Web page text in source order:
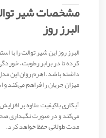
مشخصات شیر
البرز روز
البرز روز این شیر توالت را با
کرده تا در برابر رطوبت،
داشته باشد. اهرم روان این
میزان جریان را فراهم می‌کند
آبکاری باکیفیت علاوه بر
می‌کند و در صورت نگهداری
مدت طولانی حفظ خواهد کرد.